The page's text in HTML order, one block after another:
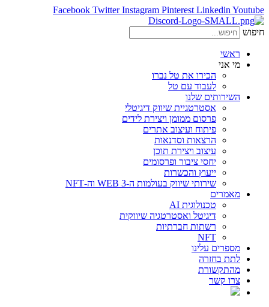
Facebook Twitter Instagram Pinterest Linkedin Youtube
חיפוש
ראשי
מי אני
הכירו את טל נברו
לעבוד עם טל
השירותים שלנו
אסטרטגיית שיווק דיגיטלי
פרסום ממומן ויצירת לידים
פיתוח ועיצוב אתרים
הרצאות וסדנאות
עיצוב ויצירת תוכן
יחסי ציבור ופרסומים
ייעוץ והכשרות
שירותי שיווק בעולמות ה-WEB 3 וה-NFT
מאמרים
טכנולוגית AI
דיגיטל ואסטרטגיה שיווקית
רשתות חברתיות
NFT
מספרים עלינו
לתת בחזרה
מהתקשורת
צרו קשר